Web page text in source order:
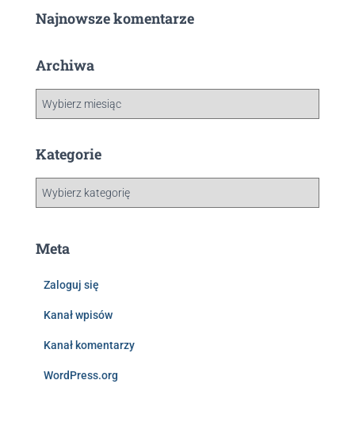
Najnowsze komentarze
Archiwa
Kategorie
Meta
Zaloguj się
Kanał wpisów
Kanał komentarzy
WordPress.org